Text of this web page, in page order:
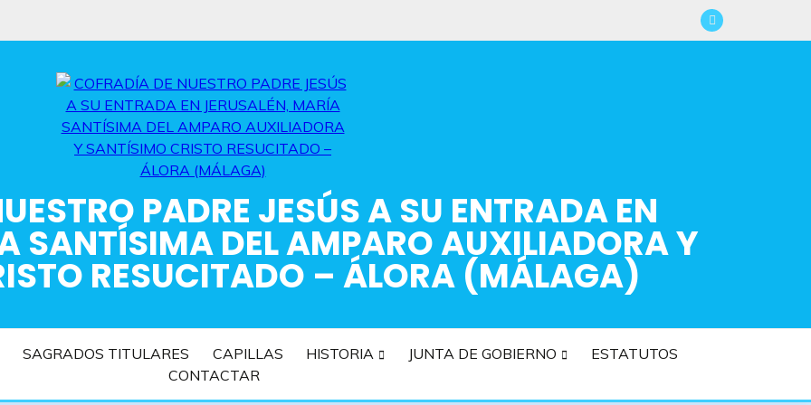
PADRE JESÚS A SU ENTRADA EN
SANTÍSIMA DEL AMPARO AUXILIADORA Y
RESUCITADO – ÁLORA (MÁLAGA)
SAGRADOS TITULARES CAPILLAS HISTORIA JUNTA DE GOBIERNO
ESTATUTOS
CONTACTAR